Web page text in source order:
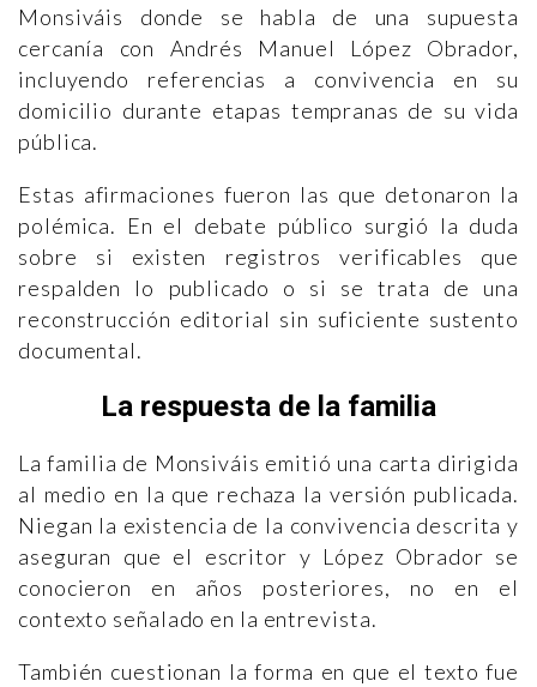
Monsiváis donde se habla de una supuesta
cercanía con Andrés Manuel López Obrador,
incluyendo referencias a convivencia en su
domicilio durante etapas tempranas de su vida
pública.
Estas afirmaciones fueron las que detonaron la
polémica. En el debate público surgió la duda
sobre si existen registros verificables que
respalden lo publicado o si se trata de una
reconstrucción editorial sin suficiente sustento
documental.
La respuesta de la familia
La familia de Monsiváis emitió una carta dirigida
al medio en la que rechaza la versión publicada.
Niegan la existencia de la convivencia descrita y
aseguran que el escritor y López Obrador se
conocieron en años posteriores, no en el
contexto señalado en la entrevista.
También cuestionan la forma en que el texto fue